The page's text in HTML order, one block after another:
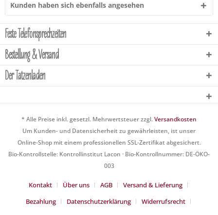
Kunden haben sich ebenfalls angesehen
Feste Telefonsprechzeiten
Bestellung & Versand
Der Tatzenladen
* Alle Preise inkl. gesetzl. Mehrwertsteuer zzgl.Versandkosten
Um Kunden- und Datensicherheit zu gewährleisten, ist unser
Online-Shop mit einem professionellen SSL-Zertifikat abgesichert.
Bio-Kontrollstelle: Kontrollinstitut Lacon · Bio-Kontrollnummer: DE-ÖKO-
003
Kontakt Über uns AGB
Versand & Lieferung
Bezahlung
Datenschutzerklärung
Widerrufsrecht